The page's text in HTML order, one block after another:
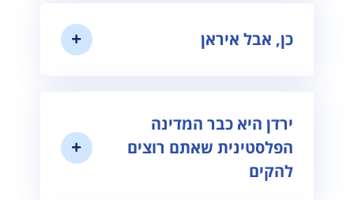
כן, אבל איראן
ירדן היא כבר המדינה
הפלסטינית שאתם רוצים
להקים